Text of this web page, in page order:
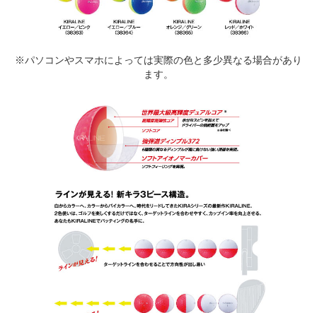
※パソコンやスマホによっては実際の色と多少異なる場合があり
ます。